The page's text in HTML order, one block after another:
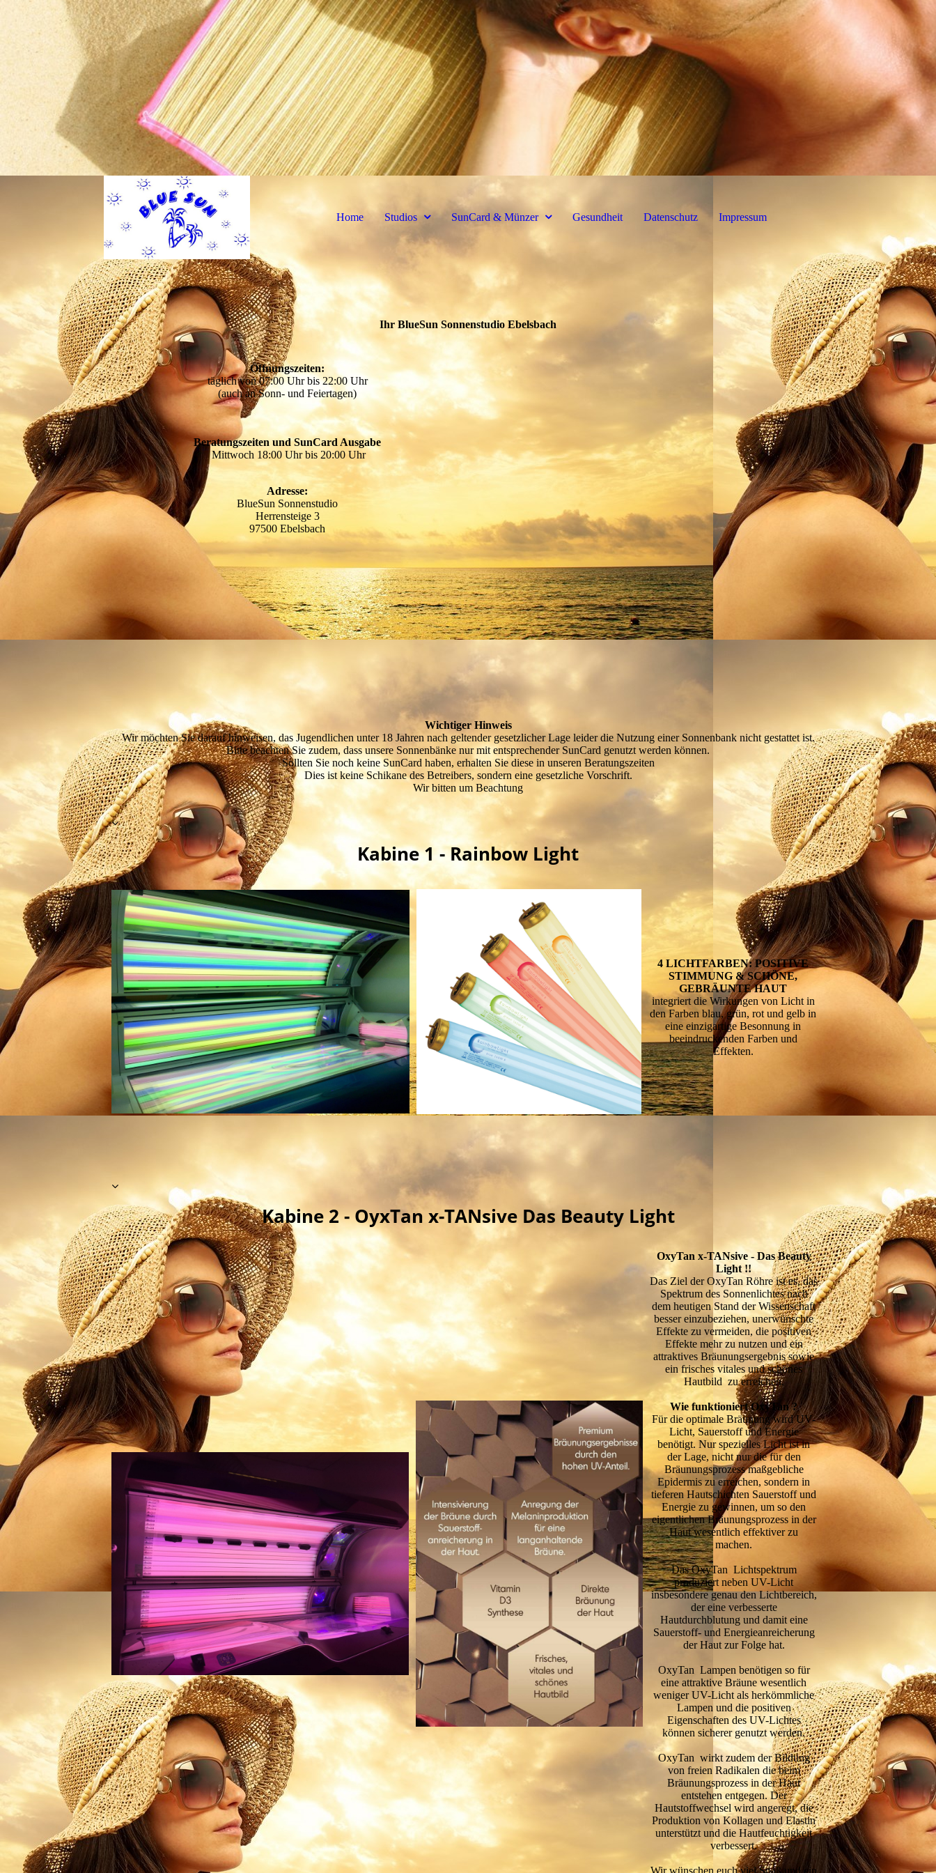
Home Studios SunCard & Münzer Gesundheit Datenschutz Impressum
Ihr BlueSun Sonnenstudio Ebelsbach
Öffnungszeiten:
täglich von 07:00 Uhr bis 22:00 Uhr
(auch an Sonn- und Feiertagen)
Beratungszeiten und SunCard Ausgabe
Mittwoch 18:00 Uhr bis 20:00 Uhr
Adresse:
BlueSun Sonnenstudio
Herrensteige 3
97500 Ebelsbach
Wichtiger Hinweis
Wir möchten Sie darauf hinweisen, das Jugendlichen unter 18 Jahren nach geltender gesetzlicher Lage leider die Nutzung einer Sonnenbank nicht gestattet ist.
Bitte beachten Sie zudem, dass unsere Sonnenbänke nur mit entsprechender SunCard genutzt werden können.
Sollten Sie noch keine SunCard haben, erhalten Sie diese in unseren Beratungszeiten
Dies ist keine Schikane des Betreibers, sondern eine gesetzliche Vorschrift.
Wir bitten um Beachtung
Kabine 1 - Rainbow Light
4 LICHTFARBEN: POSITIVE
STIMMUNG & SCHÖNE,
GEBRÄUNTE HAUT
integriert die Wirkungen von Licht in
den Farben blau, grün, rot und gelb in
eine einzigartige Besonnung in
beeindruckenden Farben und
Effekten.
Kabine 2 - OyxTan x-TANsive Das Beauty Light
OxyTan x-TANsive - Das Beauty
Light !!
Das Ziel der OxyTan Röhre ist es, das
Spektrum des Sonnenlichtes nach
dem heutigen Stand der Wissenschaft
besser einzubeziehen, unerwünschte
Effekte zu vermeiden, die positiven
Effekte mehr zu nutzen und ein
attraktives Bräunungsergebnis sowie
ein frisches vitales und schönes
Hautbild zu erreichen.
Wie funktioniert OxyTan ?
Für die optimale Bräunung wird UV-
Licht, Sauerstoff und Energie
benötigt. Nur spezielles Licht ist in
der Lage, nicht nur die für den
Bräunungsprozess maßgebliche
Epidermis zu erreichen, sondern in
tieferen Hautschichten Sauerstoff und
Energie zu gewinnen, um so den
eigentlichen Bräunungsprozess in der
Haut wesentlich effektiver zu
machen.
Das OxyTan Lichtspektrum
produziert neben UV-Licht
insbesondere genau den Lichtbereich,
der eine verbesserte
Hautdurchblutung und damit eine
Sauerstoff- und Energieanreicherung
der Haut zur Folge hat.
OxyTan Lampen benötigen so für
eine attraktive Bräune wesentlich
weniger UV-Licht als herkömmliche
Lampen und die positiven
Eigenschaften des UV-Lichtes
können sicherer genutzt werden.
OxyTan wirkt zudem der Bildung
von freien Radikalen die beim
Bräunungsprozess in der Haut
entstehen entgegen. Der
Hautstoffwechsel wird angeregt, die
Produktion von Kollagen und Elastin
unterstützt und die Hautfeuchtigkeit
verbessert.